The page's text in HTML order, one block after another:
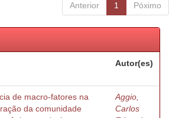
Anterior 1 Póximo
Autor(es)
de macro-fatores na
da comunidade
Aggio,
Carlos